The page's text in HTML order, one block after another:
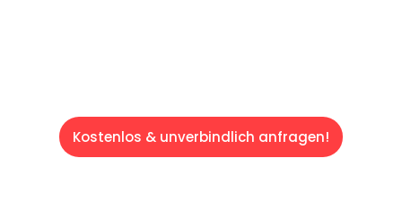
Kostenlos & unverbindlich anfragen!